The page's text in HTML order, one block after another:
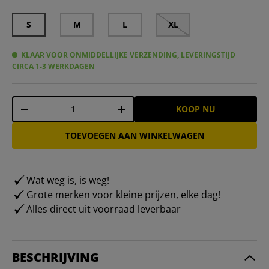
S M L XL
KLAAR VOOR ONMIDDELLIJKE VERZENDING, LEVERINGSTIJD
CIRCA 1-3 WERKDAGEN
Aantal
-
+ KOOP NU
TOEVOEGEN AAN WINKELWAGEN
Wat weg is, is weg!
Grote merken voor kleine prijzen, elke dag!
Alles direct uit voorraad leverbaar
BESCHRIJVING